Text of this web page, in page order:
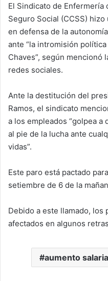
El Sindicato de Enfermería
Seguro Social (CCSS)
en defensa de la
ante “la intromisión
Chaves”, según mencionó
redes sociales.
Ante la destitución del
Ramos, el sindicato
a los empleados “golpea
al pie de la lucha ante
vidas”.
Este paro está pactado
setiembre de 6 de la
Debido a este llamado, los
afectados en algunos
aumento